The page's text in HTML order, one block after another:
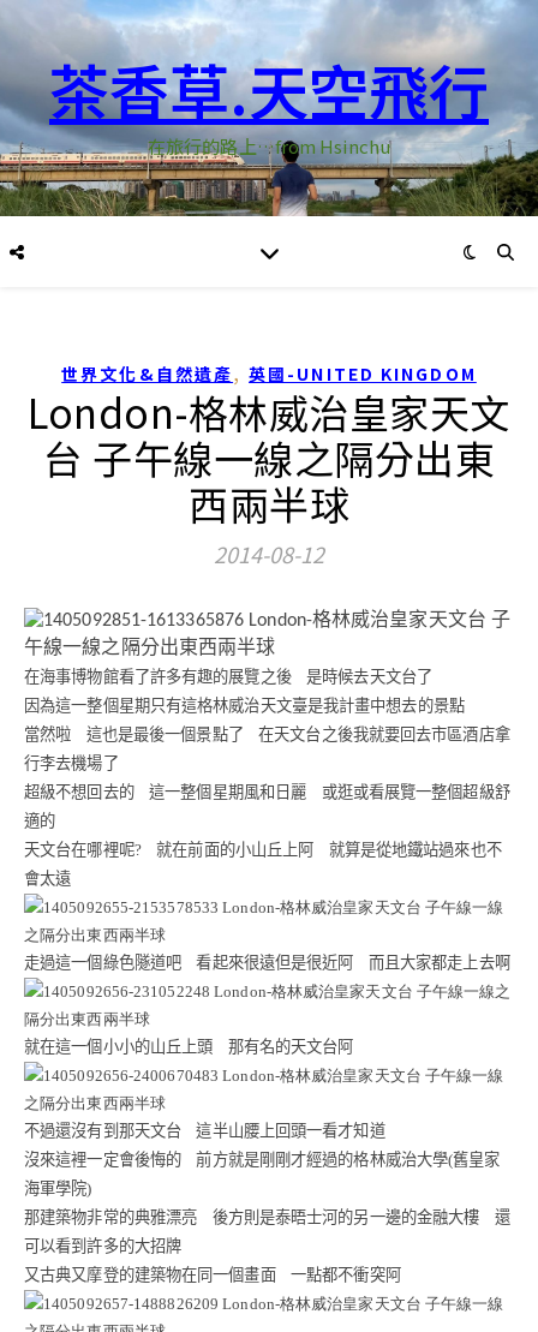
茶香草.天空飛行
在旅行的路上…from Hsinchu
世界文化&自然遺產,英國-UNITED KINGDOM
London-格林威治皇家天文
台 子午線一線之隔分出東
西兩半球
2014-08-12
在海事博物館看了許多有趣的展覽之後
是時候去天文台了
因為這一整個星期只有這格林威治天文臺是我計畫中想去的景點
當然啦
這也是最後一個景點了
在天文台之後我就要回去市區酒店拿
行李去機場了
超級不想回去的
這一整個星期風和日麗
或逛或看展覽一整個超級舒
適的
天文台在哪裡呢?就在前面的小山丘上阿
就算是從地鐵站過來也不
會太遠
走過這一個綠色隧道吧 看起來很遠但是很近阿 而且大家都走上去啊
就在這一個小小的山丘上頭 那有名的天文台阿
不過還沒有到那天文台
這半山腰上回頭一看才知道
沒來這裡一定會後悔的
前方就是剛剛才經過的格林威治大學(舊皇家
海軍學院)
那建築物非常的典雅漂亮
後方則是泰晤士河的另一邊的金融大樓
還
可以看到許多的大招牌
又古典又摩登的建築物在同一個畫面
一點都不衝突阿